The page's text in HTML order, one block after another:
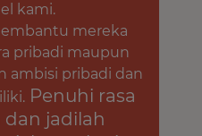
kami.
mereka
pribadi maupun
ambisi pribadi dan
Penuhi rasa
jadilah